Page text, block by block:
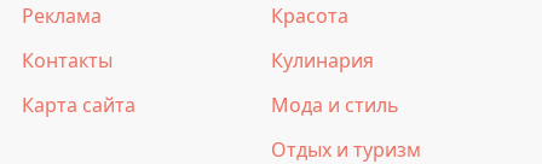
Реклама
Контакты
Карта сайта
Красота
Кулинария
Мода и стиль
Отдых и туризм